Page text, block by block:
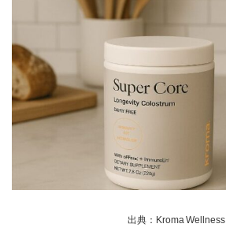
出典：Kroma Wellness